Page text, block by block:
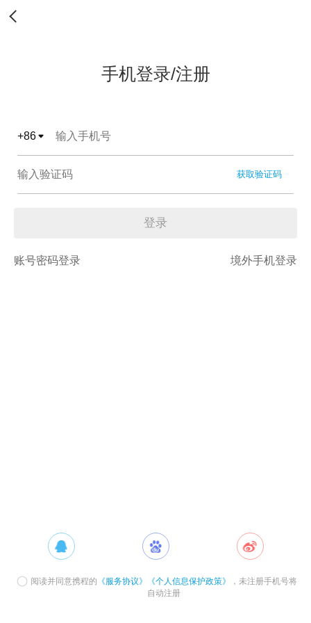
手机登录/注册
+86
获取验证码
登录
账号密码登录 境外手机登录
阅读并同意携程的 《服务协议》 《个人信息保护政策》
，未注册手机号将
自动注册